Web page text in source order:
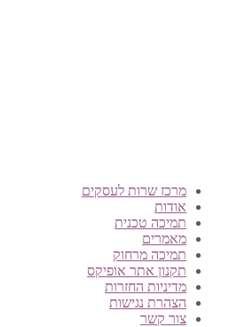
מרכז שרות לעסקים
אודות
תמיכה טכנית
מאמרים
תמיכה מרחוק
תקנון אתר אופיקס
מדיניות החזרות
הצהרת נגישות
צור קשר